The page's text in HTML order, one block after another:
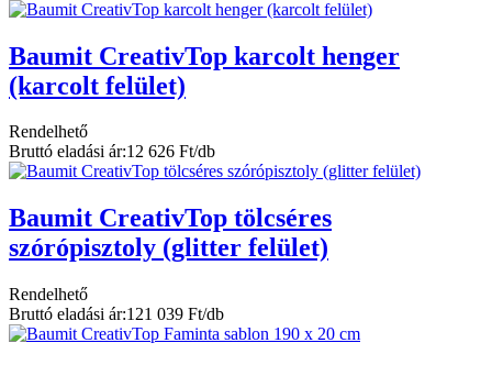
Baumit CreativTop karcolt henger
(karcolt felület)
Rendelhető
Bruttó eladási ár:12 626 Ft/db
Baumit CreativTop tölcséres
szórópisztoly (glitter felület)
Rendelhető
Bruttó eladási ár:121 039 Ft/db